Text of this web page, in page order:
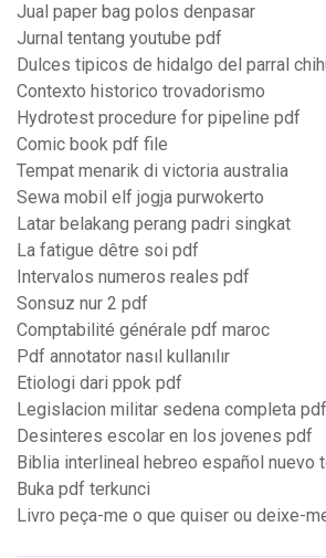
Jual paper bag polos denpasar
Jurnal tentang youtube pdf
Dulces tipicos de hidalgo del parral
Contexto historico trovadorismo
Hydrotest procedure for pipeline pdf
Comic book pdf file
Tempat menarik di victoria australia
Sewa mobil elf jogja purwokerto
Latar belakang perang padri singkat
La fatigue dêtre soi pdf
Intervalos numeros reales pdf
Sonsuz nur 2 pdf
Comptabilité générale pdf maroc
Pdf annotator nasıl kullanılır
Etiologi dari ppok pdf
Legislacion militar sedena completa pdf
Desinteres escolar en los jovenes pdf
Biblia interlineal hebreo español nuevo
Buka pdf terkunci
Livro peça-me o que quiser ou deixe-